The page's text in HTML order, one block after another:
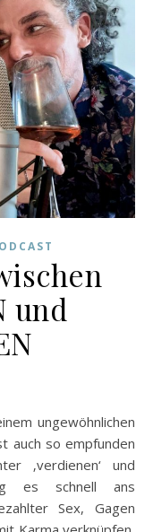
und
auch so empfunden
‚verdienen‘ und
es schnell ans
Sex, Gagen